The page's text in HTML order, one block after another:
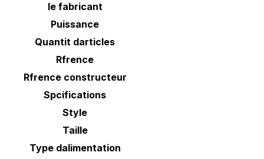
le fabricant
Puissance
Quantit darticles
Rfrence
Rfrence constructeur
Spcifications
Style
Taille
Type dalimentation